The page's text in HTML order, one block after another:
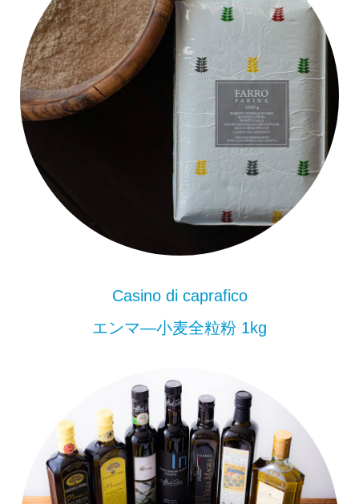
Casino di caprafico
エンマ―小麦全粒粉 1kg